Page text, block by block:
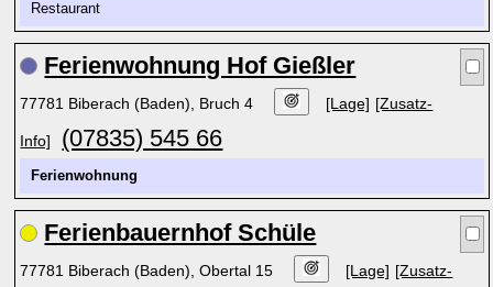
Restaurant
Ferienwohnung Hof Gießler
77781 Biberach (Baden), Bruch 4 [Lage] [Zusatz-
Info] (07835) 545 66
Ferienwohnung
Ferienbauernhof Schüle
77781 Biberach (Baden), Obertal 15 [Lage] [Zusatz-